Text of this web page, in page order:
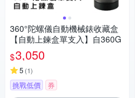
360°陀螺儀自動機械錶收藏盒
【自動上鍊盒單支入】自360G
$3,050
5 (1)
挑戰低價 券